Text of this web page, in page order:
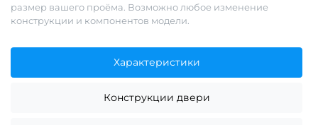
размер вашего проёма. Возможно любое изменение
конструкции и компонентов модели.
Характеристики
Конструкции двери